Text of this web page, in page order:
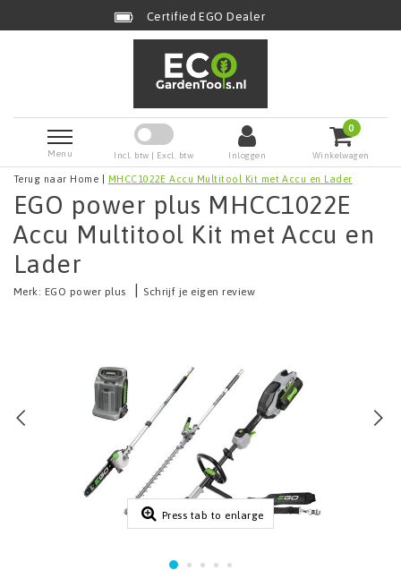
Certified EGO Dealer
Menu Incl. btw | Excl. btw Inloggen
0
Winkelwagen
Terug naar Home MHCC1022E Accu Multitool Kit met Accu en Lader
EGO power plus MHCC1022E
Accu Multitool Kit met Accu en
Lader
Merk: EGO power plus Schrijf je eigen review
Press tab to enlarge